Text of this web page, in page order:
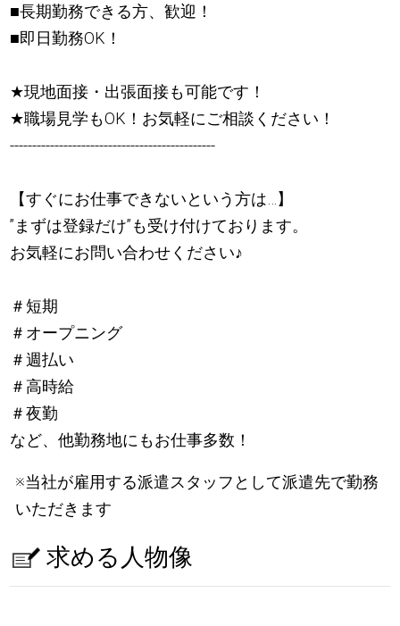
■長期勤務できる方、歓迎！
■即日勤務OK！
★現地面接・出張面接も可能です！
★職場見学もOK！お気軽にご相談ください！
----------------------------------------------
【すぐにお仕事できないという方は…】
”まずは登録だけ”も受け付けております。
お気軽にお問い合わせください♪
＃短期
＃オープニング
＃週払い
＃高時給
＃夜勤
など、他勤務地にもお仕事多数！
※当社が雇用する派遣スタッフとして派遣先で勤務
いただきます
求める人物像